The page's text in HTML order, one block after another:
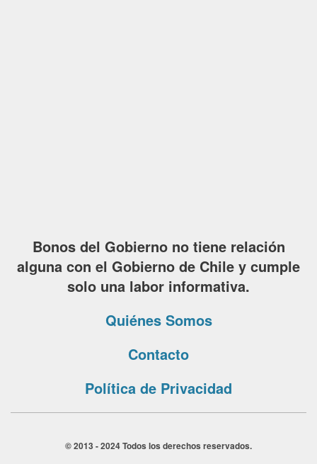
Bonos del Gobierno no tiene relación
alguna con el Gobierno de Chile y cumple
solo una labor informativa.
Quiénes Somos
Contacto
Política de Privacidad
© 2013 - 2024 Todos los derechos reservados.